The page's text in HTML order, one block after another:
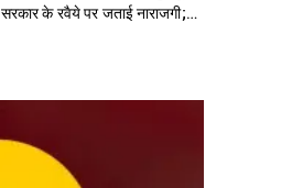
सरकार के रवैये पर जताई नाराजगी;